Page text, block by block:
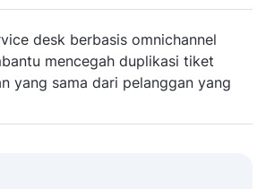
desk berbasis omnichannel
mencegah duplikasi tiket
yang sama dari pelanggan yang
desk berbasis